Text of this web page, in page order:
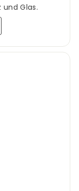
Glas.